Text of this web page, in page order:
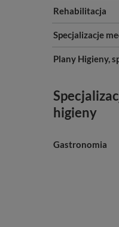
Rehabilitacja
Specjalizacje
Plany Higieny,
higieny
Gastronomia